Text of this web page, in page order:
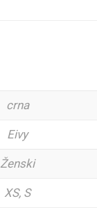
crna
Eivy
Ženski
XS, S